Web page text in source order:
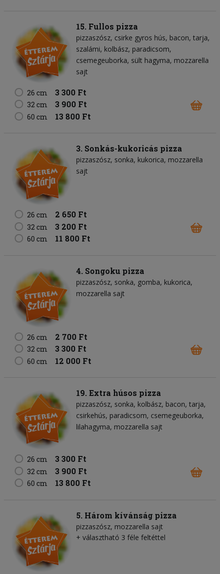
15. Fullos pizza
pizzaszósz csirke gyros hús bacon tarja
szalámi kolbász paradicsom
csemegeuborka sült hagyma mozzarella
sajt
26 cm 3 300 Ft
32 cm 3 900 Ft
60 cm 13 800 Ft
3. Sonkás-kukoricás pizza
pizzaszósz sonka kukorica mozzarella
sajt
26 cm 2 650 Ft
32 cm 3 200 Ft
60 cm 11 800 Ft
4. Songoku pizza
pizzaszósz sonka gomba kukorica
mozzarella sajt
26 cm 2 700 Ft
32 cm 3 300 Ft
60 cm 12 000 Ft
19. Extra húsos pizza
pizzaszósz sonka kolbász bacon tarja
csirkehús paradicsom csemegeuborka
lilahagyma mozzarella sajt
26 cm 3 300 Ft
32 cm 3 900 Ft
60 cm 13 800 Ft
5. Három kívánság pizza
pizzaszósz mozzarella sajt
+ választható 3 féle feltéttel